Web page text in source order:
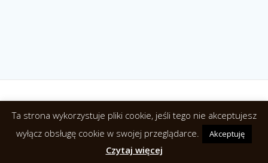
© 2026 Agroturystyka Relax. NoclegiwPuszczyBialowieskiej.pl
Ta strona wykorzystuje pliki cookie, jeśli tego nie akceptujesz
wyłącz obsługę cookie w swojej przeglądarce.
Akceptuję
Czytaj więcej